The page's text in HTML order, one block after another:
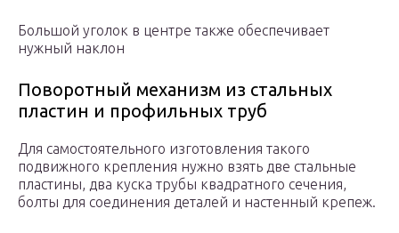
Большой уголок в центре также обеспечивает
нужный наклон
Поворотный механизм из стальных
пластин и профильных труб
Для самостоятельного изготовления такого
подвижного крепления нужно взять две стальные
пластины, два куска трубы квадратного сечения,
болты для соединения деталей и настенный крепеж.